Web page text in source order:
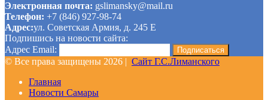
Электронная почта: gslimansky@mail.ru
Телефон: +7 (846) 927-98-74
Адрес:ул. Советская Армия, д. 245 Е
Подпишись на новости сайта:
Адрес Email:
© Все права защищены 2026 | Сайт Г.С.Лиманского
Главная
Новости Самары